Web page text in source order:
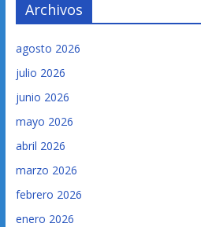
Archivos
agosto 2026
julio 2026
junio 2026
mayo 2026
abril 2026
marzo 2026
febrero 2026
enero 2026